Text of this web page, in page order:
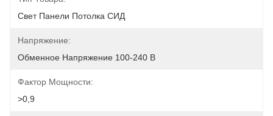
Свет Панели Потолка СИД
Напряжение:
Обменное Напряжение 100-240 В
Фактор Мощности:
>0,9